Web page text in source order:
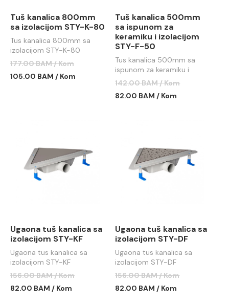
Tuš kanalica 800mm
sa izolacijom STY-K-80
Tus kanalica 800mm sa
izolacijom STY-K-80
177.00 BAM / Kom
105.00 BAM / Kom
Tuš kanalica 500mm
sa ispunom za
keramiku i izolacijom
STY-F-50
Tus kanalica 500mm sa
ispunom za keramiku i
izolacijom STY-F-50
142.00 BAM / Kom
82.00 BAM / Kom
Ugaona tuš kanalica sa
izolacijom STY-KF
Ugaona tus kanalica sa
izolacijom STY-KF
156.00 BAM / Kom
82.00 BAM / Kom
Ugaona tuš kanalica sa
izolacijom STY-DF
Ugaona tus kanalica sa
izolacijom STY-DF
156.00 BAM / Kom
82.00 BAM / Kom